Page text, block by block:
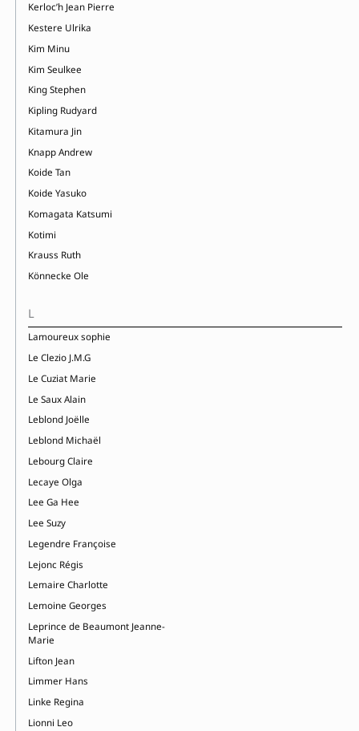
Kerloc’h Jean Pierre
Kestere Ulrika
Kim Minu
Kim Seulkee
King Stephen
Kipling Rudyard
Kitamura Jin
Knapp Andrew
Koide Tan
Koide Yasuko
Komagata Katsumi
Kotimi
Krauss Ruth
Könnecke Ole
L
Lamoureux sophie
Le Clezio J.M.G
Le Cuziat Marie
Le Saux Alain
Leblond Joëlle
Leblond Michaël
Lebourg Claire
Lecaye Olga
Lee Ga Hee
Lee Suzy
Legendre Françoise
Lejonc Régis
Lemaire Charlotte
Lemoine Georges
Leprince de Beaumont Jeanne-
Marie
Lifton Jean
Limmer Hans
Linke Regina
Lionni Leo